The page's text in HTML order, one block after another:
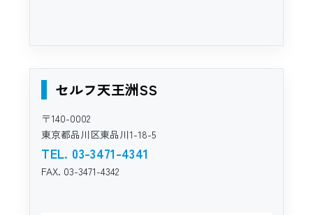
セルフ天王洲SS
〒140-0002
東京都品川区東品川1-18-5
TEL. 03-3471-4341
FAX. 03-3471-4342